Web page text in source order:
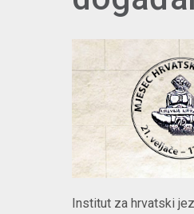
Institut za hrvatski